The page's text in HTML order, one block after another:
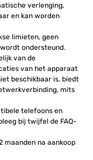
verlenging,
en kan worden
limieten, geen
ondersteund.
van de
van het apparaat
beschikbaar is, biedt
mits
telefoons en
bij twijfel de FAQ-
maanden na aankoop